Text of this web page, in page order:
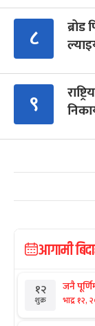
८
९
आगामी
१२
शुक्र
जनै
भाद्र १२,